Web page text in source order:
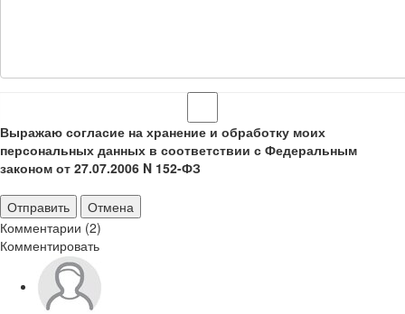
Выражаю согласие на хранение и обработку моих
персональных данных в соответствии с Федеральным
законом от 27.07.2006 N 152-ФЗ
Отправить
Отмена
Комментарии (2)
Комментировать